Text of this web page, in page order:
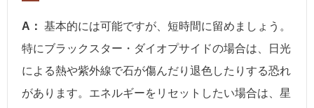
A： 基本的には可能ですが、短時間に留めましょう。
特にブラックスター・ダイオプサイドの場合は、日光
による熱や紫外線で石が傷んだり退色したりする恐れ
があります。エネルギーをリセットしたい場合は、星